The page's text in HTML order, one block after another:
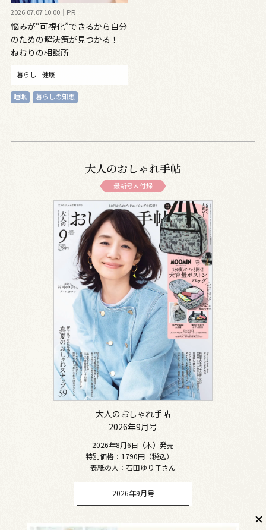
2026.07.07 10:00 PR
悩みが“可視化”できるから自分
のための解決策が見つかる！
ねむりの相談所
暮らし 健康
睡眠 暮らしの知恵
大人のおしゃれ手帖
最新号＆付録
大人のおしゃれ手帖
2026年9月号
2026年8月6日（木）発売
特別価格：1790円（税込）
表紙の人：石田ゆり子さん
2026年9月号